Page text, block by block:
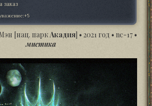
заказ
+5
[нац. паркАкадия] • 2021 год • nc-17 •
мистика